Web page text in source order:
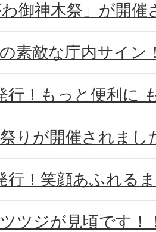
わ御神木祭」が開
素敵な庁内サイン
行！もっと便利に
りが開催されまし
行！笑顔あふれる
ツジが見頃です！